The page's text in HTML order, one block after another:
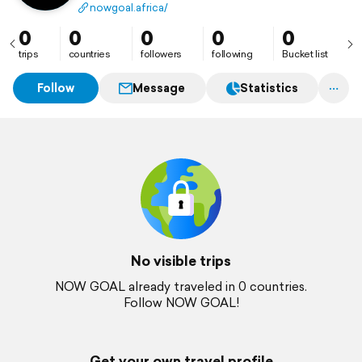
dõi tỷ số trận đấu theo thời gian thực,
nowgoal.africa/
0
trips
0
countries
0
followers
0
following
0
Bucket list
Follow Message Statistics
No visible trips
NOW GOAL already traveled in 0 countries.
Follow NOW GOAL!